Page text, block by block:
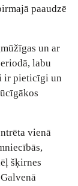
paaudzē
un ar
labu
ir pieticīgi un
vienā
šķirnes